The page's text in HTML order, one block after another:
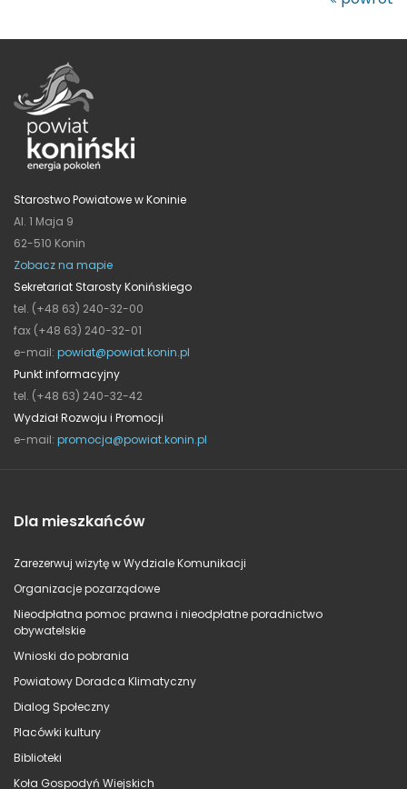
Starostwo Powiatowe w Koninie
Al. 1 Maja 9
62-510 Konin
Zobacz na mapie
Sekretariat Starosty Konińskiego
tel. (+48 63) 240-32-00
fax (+48 63) 240-32-01
e-mail: powiat@powiat.konin.pl
Punkt informacyjny
tel. (+48 63) 240-32-42
Wydział Rozwoju i Promocji
e-mail: promocja@powiat.konin.pl
Dla mieszkańców
Zarezerwuj wizytę w Wydziale Komunikacji
Organizacje pozarządowe
Nieodpłatna pomoc prawna i nieodpłatne poradnictwo
obywatelskie
Wnioski do pobrania
Powiatowy Doradca Klimatyczny
Dialog Społeczny
Placówki kultury
Biblioteki
Koła Gospodyń Wiejskich